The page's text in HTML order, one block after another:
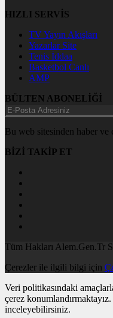
HIZLI SERVİS
TV Yayın Akışları
Yazarlar Site
Tenis İddaa
Basketbol Canlı
AMP
BÜLTEN ABONELİĞİ
Bu web sitesinden haber
BİZİ TAKİP ET
Tüm Hakları Alem.Gen.Tr
Çerezler ile ilgili bilgi için
Veri politikasındaki
çerez
inceleyebilirsiniz.